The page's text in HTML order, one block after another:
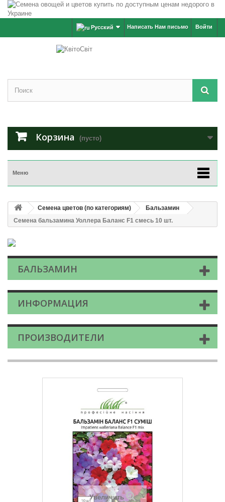
Войти
Написать Нам письмо
Русский
Корзина (пусто)
Меню
Семена цветов (по категориям)
Бальзамин
Семена бальзамина Уоллера Баланс F1 смесь 10 шт.
БАЛЬЗАМИН
ИНФОРМАЦИЯ
ПРОИЗВОДИТЕЛИ
Увеличить